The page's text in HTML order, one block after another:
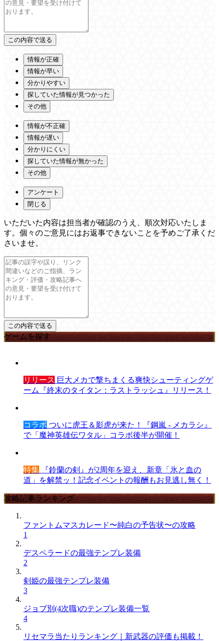
情報が正確
情報が早い
分かりやすい
探していた情報が見つかった
その他
情報が不正確
情報が遅い
分かりにくい
探していた情報が無かった
その他
アンケート
閉じる
いただいた内容は担当者が確認のうえ、順次対応いたしま
す。個々のご意見にはお返事できないことを予めご了承くだ
さいませ。
ゲームを探す
リリース 巨大メカで撃ちまくる爽快シューティングゲ
ーム『終末のタイタン：ラストラッシュ』リリース！
コラボ ついに虎王＆影虎が来た！『鋼嵐 - メカラシ』
で「魔神英雄伝ワタル」コラボ後半が開催！
特集 『鈴蘭の剣』が2周年を迎え、新章「氷と血の
道」を解禁ッ！記念イベントの報酬もお見逃し無く！
攻略記事ランキング
ファントムマスカレード〜純白の予告状〜の攻略
1
デスペラードの最強テンプレ装備
2
剣姫の最強テンプレ装備
3
ジョブ別(4次職)のテンプレ装備一覧
4
リセマラ当たりランキング｜新武器の評価も掲載！